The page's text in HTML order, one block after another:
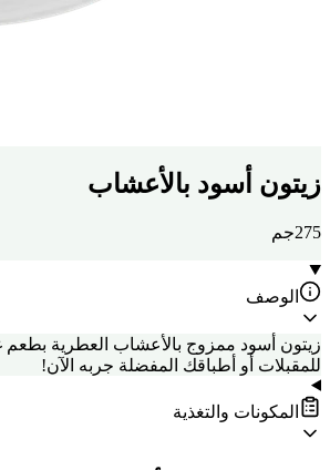
زيتون أسود بالأعشاب
275جم
الوصف
زيتون أسود ممزوج بالأعشاب العطرية
للمقبلات أو أطباقك المفضلة جربه الآن!
المكونات والتغذية